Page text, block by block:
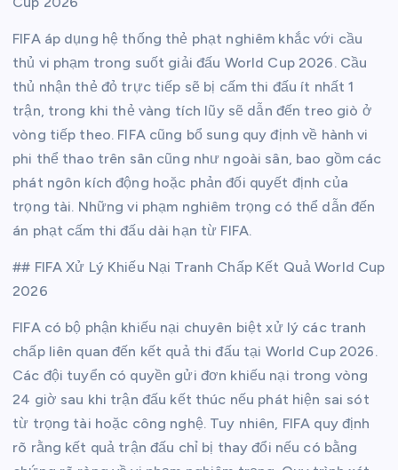
FIFA áp dụng hệ thống thẻ phạt nghiêm khắc với cầu
thủ vi phạm trong suốt giải đấu World Cup 2026. Cầu
thủ nhận thẻ đỏ trực tiếp sẽ bị cấm thi đấu ít nhất 1
trận, trong khi thẻ vàng tích lũy sẽ dẫn đến treo giò ở
vòng tiếp theo. FIFA cũng bổ sung quy định về hành vi
phi thể thao trên sân cũng như ngoài sân, bao gồm các
phát ngôn kích động hoặc phản đối quyết định của
trọng tài. Những vi phạm nghiêm trọng có thể dẫn đến
án phạt cấm thi đấu dài hạn từ FIFA.
## FIFA Xử Lý Khiếu Nại Tranh Chấp Kết Quả World Cup
2026
FIFA có bộ phận khiếu nại chuyên biệt xử lý các tranh
chấp liên quan đến kết quả thi đấu tại World Cup 2026.
Các đội tuyển có quyền gửi đơn khiếu nại trong vòng
24 giờ sau khi trận đấu kết thúc nếu phát hiện sai sót
từ trọng tài hoặc công nghệ. Tuy nhiên, FIFA quy định
rõ rằng kết quả trận đấu chỉ bị thay đổi nếu có bằng